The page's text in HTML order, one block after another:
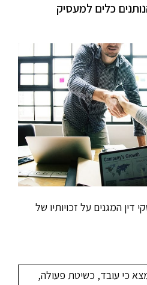
כלים למעסיק
המגנים על זכויותיו של
כי עובד, כשיטת פעולה,